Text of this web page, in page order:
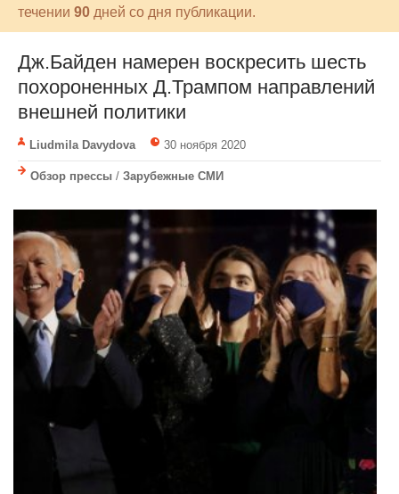
течении 90 дней со дня публикации.
Дж.Байден намерен воскресить шесть
похороненных Д.Трампом направлений
внешней политики
Liudmila Davydova 30 ноября 2020
Обзор прессы / Зарубежные СМИ